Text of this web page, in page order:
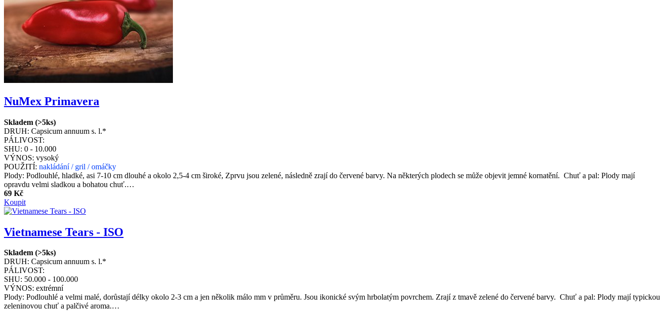
NuMex Primavera
Skladem (>5ks)
DRUH: Capsicum annuum s. l.*
PÁLIVOST:
SHU: 0 - 10.000
VÝNOS: vysoký
POUŽITÍ: nakládání / gril / omáčky
Plody: Podlouhlé, hladké, asi 7-10 cm dlouhé a okolo 2,5-4 cm široké, Zprvu jsou zelené, následně zrají do červené barvy. Na některých plodech se může objevit jemné kornatění. Chuť a pal: Plody mají
opravdu velmi sladkou a bohatou chuť.…
69 Kč
Koupit
Vietnamese Tears - ISO
Skladem (>5ks)
DRUH: Capsicum annuum s. l.*
PÁLIVOST:
SHU: 50.000 - 100.000
VÝNOS: extrémní
Plody: Podlouhlé a velmi malé, dorůstají délky okolo 2-3 cm a jen několik málo mm v průměru. Jsou ikonické svým hrbolatým povrchem. Zrají z tmavě zelené do červené barvy. Chuť a pal: Plody mají typickou
zeleninovou chuť a palčivé aroma.…